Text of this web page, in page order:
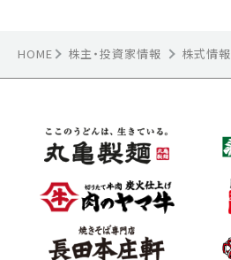
HOME 株主・投資家情報 株式情報